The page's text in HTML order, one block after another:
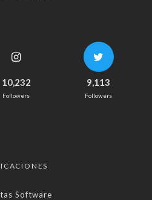
10,232
Followers
9,113
Followers
Software